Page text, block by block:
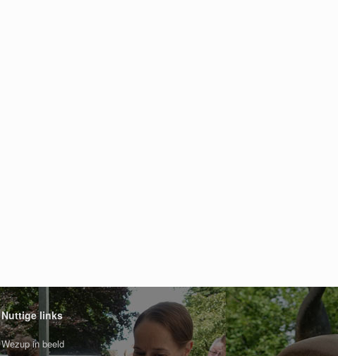
Nuttige links
Wezup in beeld